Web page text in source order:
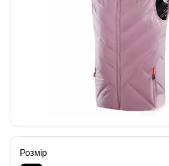
Розмір